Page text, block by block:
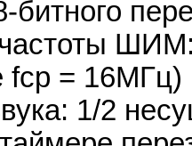
битного
ШИМ:
fcp = 16МГц)
1/2